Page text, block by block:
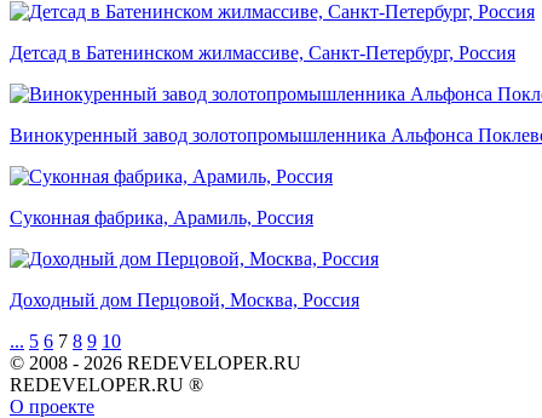
Детсад в Батенинском жилмассиве, Санкт-Петербург, Россия
Винокуренный завод золотопромышленника Альфонса
Суконная фабрика, Арамиль, Россия
Доходный дом Перцовой, Москва, Россия
... 5 6 7 8 9 10
© 2008 - 2026 REDEVELOPER.RU
REDEVELOPER.RU ®
О проекте